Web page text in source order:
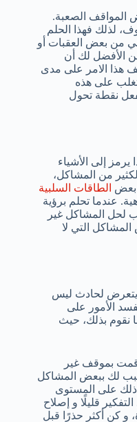
المواقف الصعبة.
لذلك فهذا الحلم
من بعض العقبات أو
الأفضل لك أن
هذا الامر على مدى
على هذه
نقطة تحول
إلى الأشياء
من المشاكل،
بعض الطاقات السلبية
عندما تحلم برؤية
لحل المشاكل غير
التي لا
لحادث ليس
الأمور على
نقوم بذلك، حيث
قمت بموقف غير
لك ببعض المشاكل
على المستوى
قليلًا و إصلاح
و كن أكثر حذرًا قبل